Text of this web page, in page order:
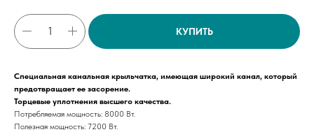
КУПИТЬ
Специальная канальная крыльчатка, имеющая широкий канал, который
предотвращает ее засорение.
Торцевые уплотнения высшего качества.
Потребляемая мощность: 8000 Вт.
Полезная мощность: 7200 Вт.